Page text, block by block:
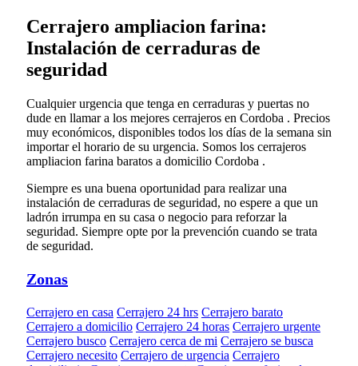
Cerrajero ampliacion farina:
Instalación de cerraduras de
seguridad
Cualquier urgencia que tenga en cerraduras y puertas no
dude en llamar a los mejores cerrajeros en Cordoba . Precios
muy económicos, disponibles todos los días de la semana sin
importar el horario de su urgencia. Somos los cerrajeros
ampliacion farina baratos a domicilio Cordoba .
Siempre es una buena oportunidad para realizar una
instalación de cerraduras de seguridad, no espere a que un
ladrón irrumpa en su casa o negocio para reforzar la
seguridad. Siempre opte por la prevención cuando se trata
de seguridad.
Zonas
Cerrajero en casa Cerrajero 24 hrs Cerrajero barato
Cerrajero a domicilio Cerrajero 24 horas Cerrajero urgente
Cerrajero busco Cerrajero cerca de mi Cerrajero se busca
Cerrajero necesito Cerrajero de urgencia Cerrajero